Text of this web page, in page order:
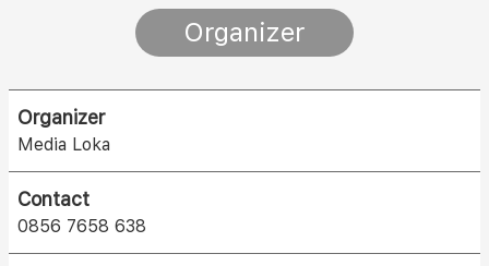
Organizer
Organizer
Media Loka
Contact
0856 7658 638